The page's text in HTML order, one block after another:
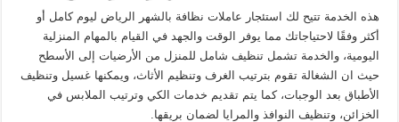
هذه الخدمة تتيح لك استئجار عاملات نظافة بالشهر الرياض ليوم كامل أو
أكثر وفقًا لاحتياجاتك مما يوفر الوقت والجهد في القيام بالمهام المنزلية
اليومية، والخدمة تشمل تنظيف شامل للمنزل من الأرضيات إلى الأسطح
حيث ان الشغالة تقوم بترتيب الغرف وتنظيم الأثاث، ويمكنها غسيل وتنظيف
الأطباق بعد الوجبات، كما يتم تقديم خدمات الكي وترتيب الملابس في
الخزائن، وتنظيف النوافذ والمرايا لضمان بريقها.